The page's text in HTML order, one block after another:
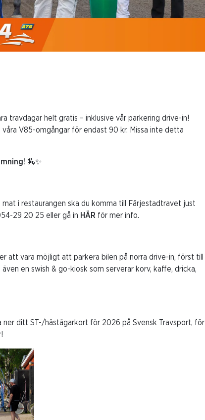
travdagar helt gratis – inklusive vår parkering drive-in!
V85-omgångar för endast 90 kr. Missa inte detta
🏇✨
i restaurangen ska du komma till Färjestadtravet just
29 20 25 eller gå in HÄR för mer info.
att vara möjligt att parkera bilen på norra drive-in, först till
en swish & go-kiosk som serverar korv, kaffe, dricka,
ner ditt ST-/hästägarkort för 2026 på Svensk Travsport, för